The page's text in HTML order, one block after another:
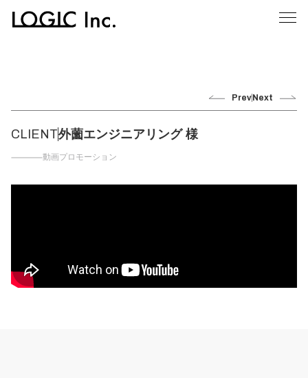
Prev Next
CLIENT外薗エンジニアリング 様
動画プロモーション